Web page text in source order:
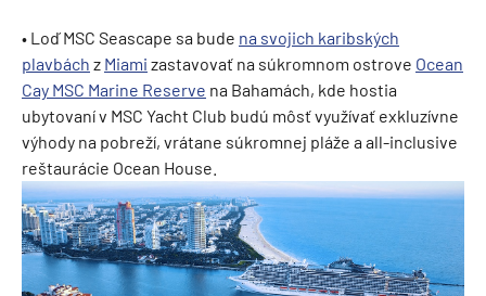
• Loď MSC Seascape sa bude na svojich karibských
plavbách z Miami zastavovať na súkromnom ostrove Ocean
Cay MSC Marine Reserve na Bahamách, kde hostia
ubytovaní v MSC Yacht Club budú môsť využívať exkluzívne
výhody na pobreží, vrátane súkromnej pláže a all-inclusive
reštaurácie Ocean House.